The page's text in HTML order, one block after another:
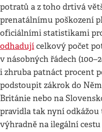
potratů a z toho drtivá
prenatálnímu poškození
oficiálními statistikami
odhadujícelkový počet
v násobných řádech
i zhruba patnáct procent
podstoupit zákrok do
Británie nebo na
pravidla tak nyní
výhradně na ilegální